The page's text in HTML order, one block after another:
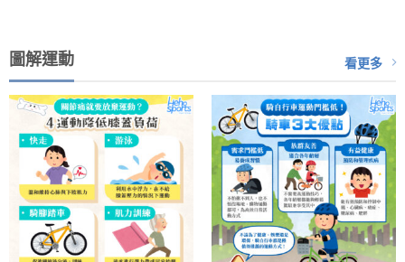
圖解運動 看更多